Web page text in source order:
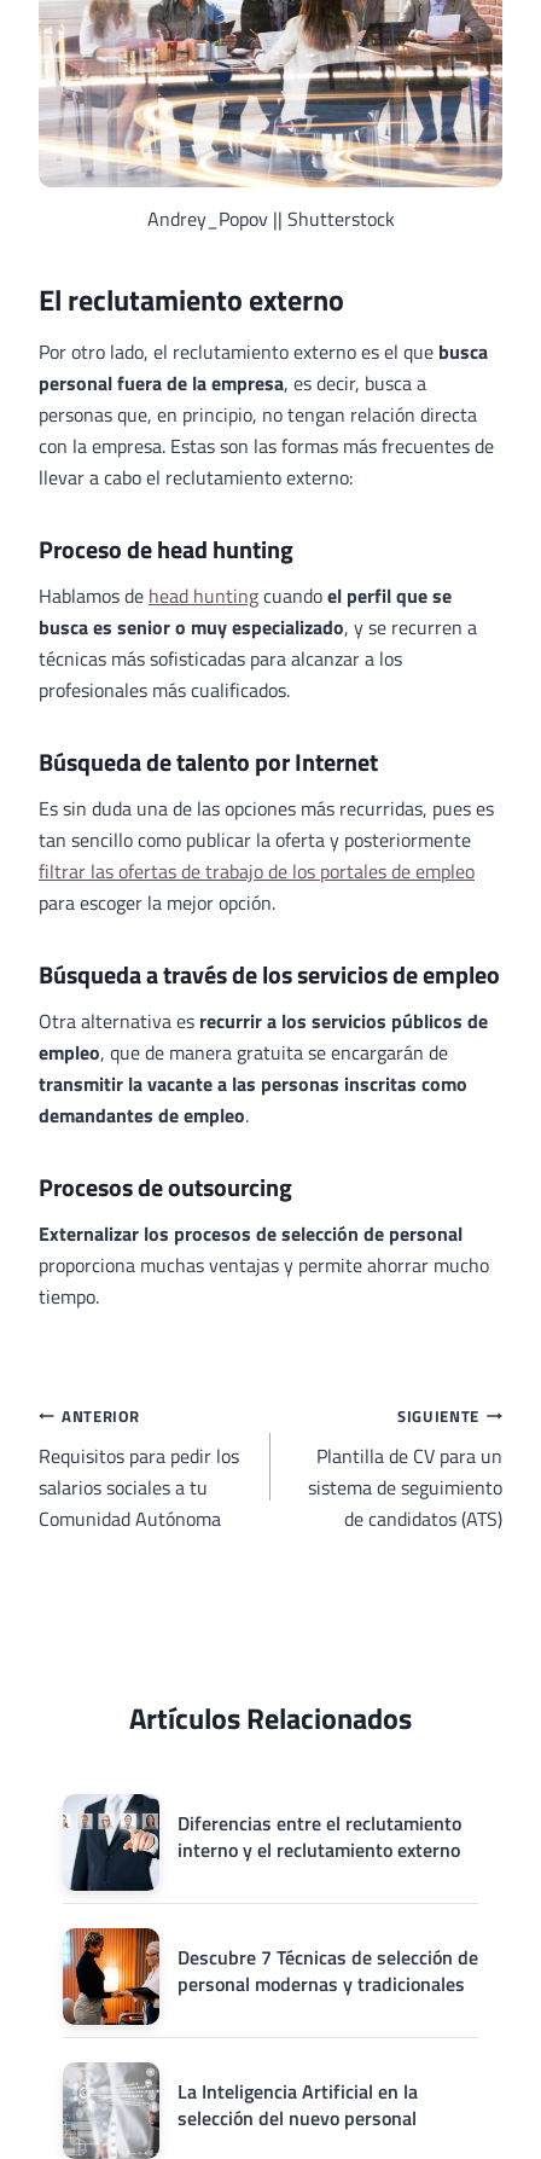
Andrey_Popov || Shutterstock
El reclutamiento externo
Por otro lado, el reclutamiento externo es el que busca
personal fuera de la empresa, es decir, busca a
personas que, en principio, no tengan relación directa
con la empresa. Estas son las formas más frecuentes de
llevar a cabo el reclutamiento externo:
Proceso de head hunting
Hablamos de head huntingcuandoel perfil que se
busca es senior o muy especializado, y se recurren a
técnicas más sofisticadas para alcanzar a los
profesionales más cualificados.
Búsqueda de talento por Internet
Es sin duda una de las opciones más recurridas, pues es
tan sencillo como publicar la oferta y posteriormente
filtrar las ofertas de trabajo de los portales de empleo
para escoger la mejor opción.
Búsqueda a través de los servicios de empleo
Otra alternativa es recurrir a los servicios públicos de
empleo, que de manera gratuita se encargarán de
transmitir la vacante a las personas inscritas como
demandantes de empleo.
Procesos de outsourcing
Externalizar los procesos de selección de personal
proporciona muchas ventajas y permite ahorrar mucho
tiempo.
Navegación
de
entradas
ANTERIOR
Requisitos para pedir los
salarios sociales a tu
Comunidad Autónoma
SIGUIENTE
Plantilla de CV para un
sistema de seguimiento
de candidatos (ATS)
Artículos Relacionados
Diferencias entre el reclutamiento
interno y el reclutamiento externo
Descubre 7 Técnicas de selección de
personal modernas y tradicionales
La Inteligencia Artificial en la
selección del nuevo personal